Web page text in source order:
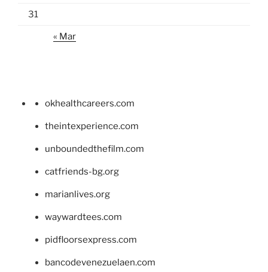
31
« Mar
okhealthcareers.com
theintexperience.com
unboundedthefilm.com
catfriends-bg.org
marianlives.org
waywardtees.com
pidfloorsexpress.com
bancodevenezuelaen.com